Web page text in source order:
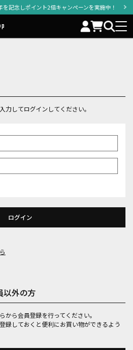
を記念しポイント2倍キャンペーンを実施中！
力してログインしてください。
以外の方
ら会員登録を行ってください。
録しておくと便利にお買い物ができるよう